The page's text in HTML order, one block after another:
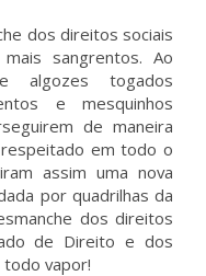
dos direitos sociais
sangrentos. Ao
algozes togados
e mesquinhos
de maneira
em todo o
assim uma nova
por quadrilhas da
dos direitos
de Direito e dos
vapor!